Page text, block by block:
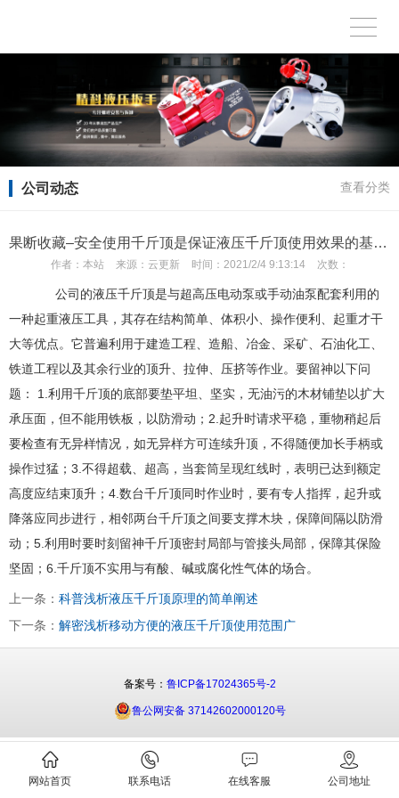
公司动态 查看分类
果断收藏–安全使用千斤顶是保证液压千斤顶使用效果的基本要求
作者： 本站 来源： 云更新 时间： 2021/2/4 9:13:14 次数：
公司的液压千斤顶是与超高压电动泵或手动油泵配套利用的
一种起重液压工具，其存在结构简单、体积小、操作便利、起重才干
大等优点。它普遍利用于建造工程、造船、冶金、采矿、石油化工、
铁道工程以及其余行业的顶升、拉伸、压挤等作业。要留神以下问
题： 1.利用千斤顶的底部要垫平坦、坚实，无油污的木材铺垫以扩大
承压面，但不能用铁板，以防滑动；2.起升时请求平稳，重物稍起后
要检查有无异样情况，如无异样方可连续升顶，不得随便加长手柄或
操作过猛；3.不得超载、超高，当套筒呈现红线时，表明已达到额定
高度应结束顶升；4.数台千斤顶同时作业时，要有专人指挥，起升或
降落应同步进行，相邻两台千斤顶之间要支撑木块，保障间隔以防滑
动；5.利用时要时刻留神千斤顶密封局部与管接头局部，保障其保险
坚固；6.千斤顶不实用与有酸、碱或腐化性气体的场合。
上一条： 科普浅析液压千斤顶原理的简单阐述
下一条： 解密浅析移动方便的液压千斤顶使用范围广
网站首页 联系电话 在线客服 公司地址
备案号： 鲁ICP备17024365号-2
鲁公网安备 37142602000120号